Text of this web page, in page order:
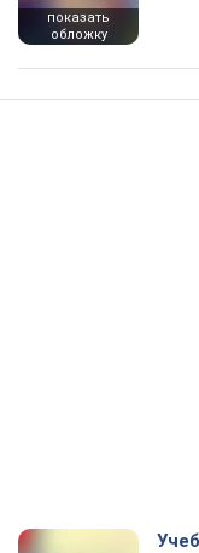
показать
обложку